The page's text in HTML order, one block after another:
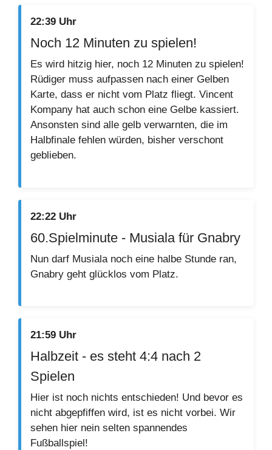
22:39 Uhr
Noch 12 Minuten zu spielen!
Es wird hitzig hier, noch 12 Minuten zu spielen!
Rüdiger muss aufpassen nach einer Gelben
Karte, dass er nicht vom Platz fliegt. Vincent
Kompany hat auch schon eine Gelbe kassiert.
Ansonsten sind alle gelb verwarnten, die im
Halbfinale fehlen würden, bisher verschont
geblieben.
22:22 Uhr
60.Spielminute - Musiala für Gnabry
Nun darf Musiala noch eine halbe Stunde ran,
Gnabry geht glücklos vom Platz.
21:59 Uhr
Halbzeit - es steht 4:4 nach 2
Spielen
Hier ist noch nichts entschieden! Und bevor es
nicht abgepfiffen wird, ist es nicht vorbei. Wir
sehen hier nein selten spannendes
Fußballspiel!